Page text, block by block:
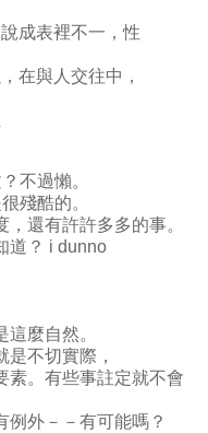
成表裡不一，性
在與人交往中，
不過懶。
殘酷的。
還有許許多多的事。
道？ i dunno
麼自然。
不切實際，
素。有些事註定就不會
例外－－有可能嗎？